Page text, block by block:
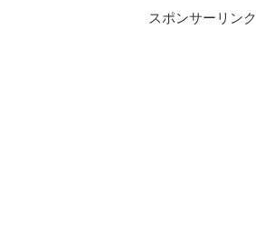
スポンサーリンク